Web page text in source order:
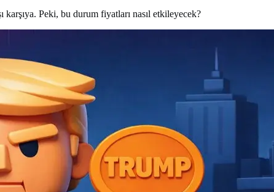
Peki, bu durum fiyatları nasıl etkileyecek?